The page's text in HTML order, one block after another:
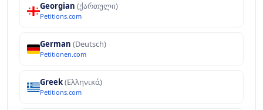
Georgian (ქართული)
Petitions.com
German (Deutsch)
Petitionen.com
Greek(Ελληνικά)
Petitions.com